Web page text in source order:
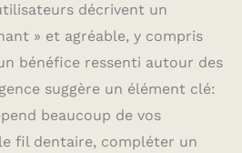
décrivent un
» et agréable, y compris
bénéfice ressenti autour des
suggère un élément clé:
beaucoup de vos
fil dentaire, compléter un